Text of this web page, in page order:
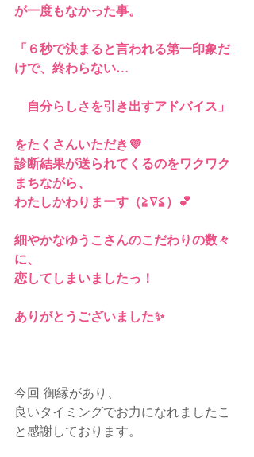
が一度もなかった事。
「６秒で決まると言われる第一印象だ
けで、終わらない…
自分らしさを引き出すアドバイス」
をたくさんいただき💜
診断結果が送られてくるのをワクワク
まちながら、
わたしかわりまーす（≧∇≦）💕
細やかなゆうこさんのこだわりの数々
に、
恋してしまいましたっ！
ありがとうございました✨
今回 御縁があり、
良いタイミングでお力になれましたこ
と感謝しております。